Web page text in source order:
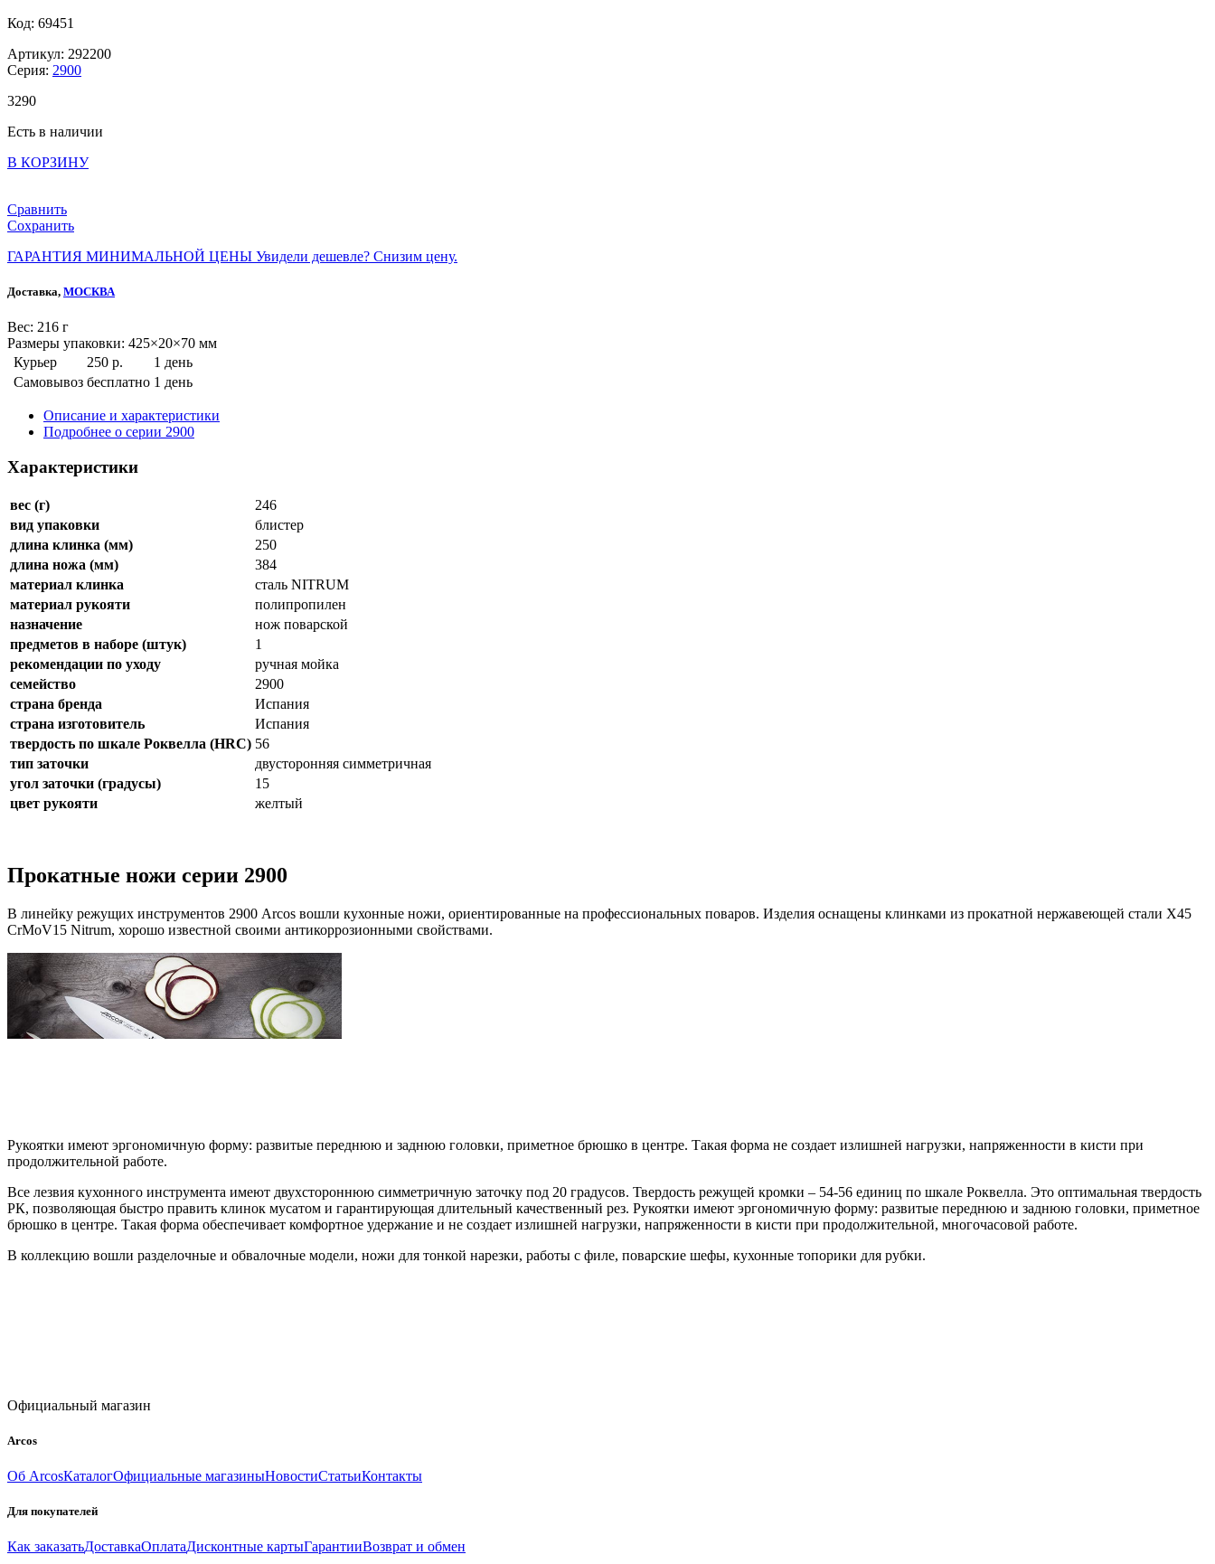
Код: 69451
Артикул: 292200
Серия: 2900
3290
Есть в наличии
В КОРЗИНУ
Сравнить
Сохранить
ГАРАНТИЯ МИНИМАЛЬНОЙ ЦЕНЫ Увидели дешевле? Снизим цену.
Доставка, МОСКВА
Веc: 216 г
Размеры упаковки: 425×20×70 мм
Курьер
250 р.
1 день
Самовывоз бесплатно 1 день
Описание и характеристики
Подробнее о серии 2900
Характеристики
вес (г)
246
вид упаковки
блистер
длина клинка (мм)
250
длина ножа (мм)
384
материал клинка
сталь NITRUM
материал рукояти
полипропилен
назначение
нож поварской
предметов в наборе (штук)
1
рекомендации по уходу
ручная мойка
семейство
2900
страна бренда
Испания
страна изготовитель
Испания
твердость по шкале Роквелла (HRC) 56
тип заточки
двусторонняя симметричная
угол заточки (градусы)
15
цвет рукояти
желтый
Прокатные ножи серии 2900
В линейку режущих инструментов 2900 Arcos вошли кухонные ножи, ориентированные на профессиональных поваров. Изделия оснащены клинками из прокатной нержавеющей стали X45
CrMoV15 Nitrum, хорошо известной своими антикоррозионными свойствами.
Рукоятки имеют эргономичную форму: развитые переднюю и заднюю головки, приметное брюшко в центре. Такая форма не создает излишней нагрузки, напряженности в кисти при
продолжительной работе.
Все лезвия кухонного инструмента имеют двухстороннюю симметричную заточку под 20 градусов. Твердость режущей кромки – 54-56 единиц по шкале Роквелла. Это оптимальная твердость
РК, позволяющая быстро править клинок мусатом и гарантирующая длительный качественный рез. Рукоятки имеют эргономичную форму: развитые переднюю и заднюю головки, приметное
брюшко в центре. Такая форма обеспечивает комфортное удержание и не создает излишней нагрузки, напряженности в кисти при продолжительной, многочасовой работе.
В коллекцию вошли разделочные и обвалочные модели, ножи для тонкой нарезки, работы с филе, поварские шефы, кухонные топорики для рубки.
Официальный магазин
Arcos
Об ArcosКаталогОфициальные магазиныНовостиСтатьиКонтакты
Для покупателей
Как заказатьДоставкаОплатаДисконтные картыГарантииВозврат и обмен